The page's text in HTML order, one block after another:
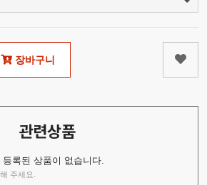
장바구니
관련상품
등록된 상품이 없습니다.
주세요.